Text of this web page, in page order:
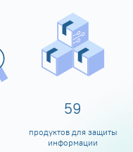
60
продуктов для защиты
информации